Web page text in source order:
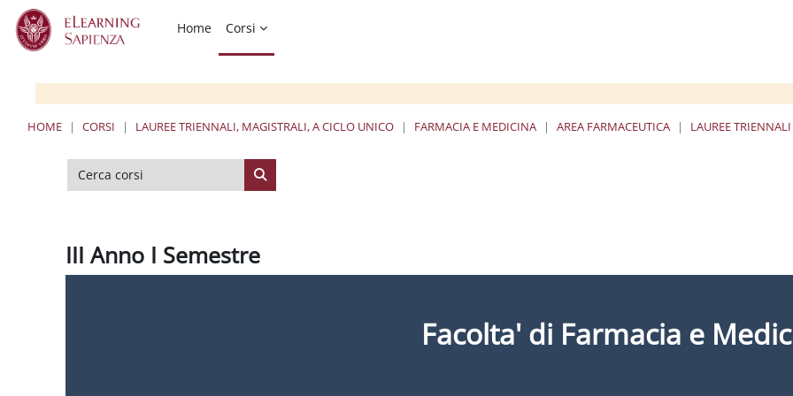
Vai al contenuto principale
Home
Corsi
HOME CORSI LAUREE TRIENNALI, MAGISTRALI, A CICLO UNICO FARMACIA E MEDICINA AREA FARMACEUTICA LAUREE TRIENNALI
Cerca corsi
Cerca corsi
III Anno I Semestre
Facolta' di Farmacia e